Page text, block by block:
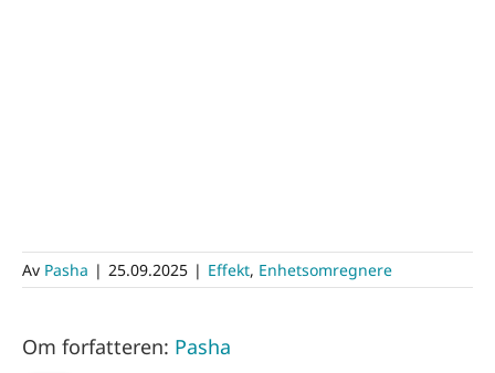
Av Pasha | 25.09.2025 | Effekt, Enhetsomregnere
Om forfatteren: Pasha